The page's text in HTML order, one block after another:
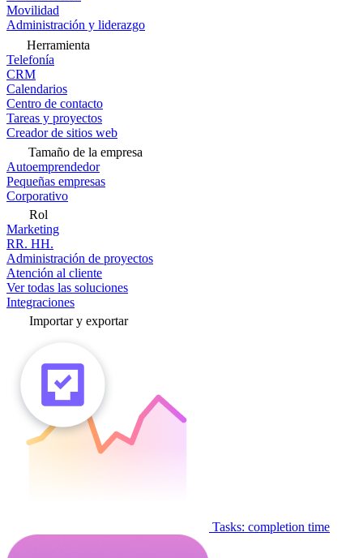
Movilidad
Administración y liderazgo
Herramienta
Telefonía
CRM
Calendarios
Centro de contacto
Tareas y proyectos
Creador de sitios web
Tamaño de la empresa
Autoemprendedor
Pequeñas empresas
Corporativo
Rol
Marketing
RR. HH.
Administración de proyectos
Atención al cliente
Ver todas las soluciones
Integraciones
Importar y exportar
Tasks: completion time